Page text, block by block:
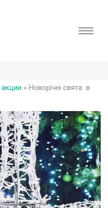
» Новорічні свята в